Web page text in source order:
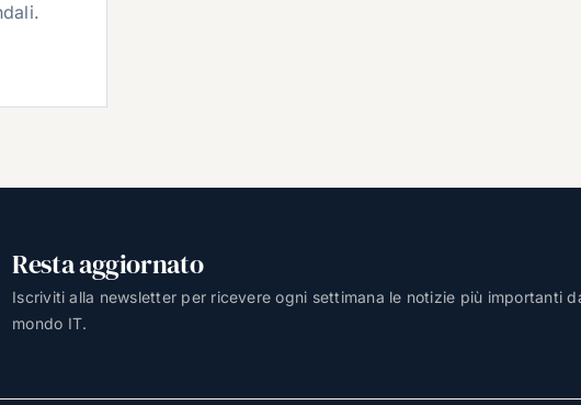
Resta aggiornato
Iscriviti alla newsletter per ricevere ogni settimana le notizie più importanti
mondo IT.